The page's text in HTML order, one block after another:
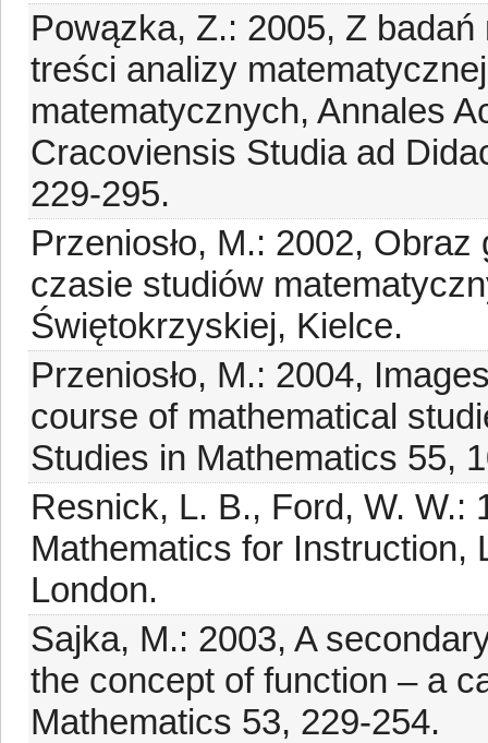
Powązka, Z.: 2005, Z
treści analizy
matematycznych, Annales
Cracoviensis Studia ad
229-295.
Przeniosło, M.: 2002,
czasie studiów
Świętokrzyskiej, Kielce.
Przeniosło, M.: 2004,
course of mathematical
Studies in Mathematics 55,
Resnick, L. B., Ford, W. W.:
Mathematics for Instruction,
London.
Sajka, M.: 2003, A
the concept of function – a
Mathematics 53, 229-254.